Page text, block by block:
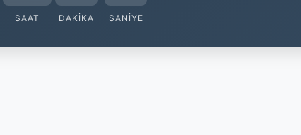
SAAT DAKIKA SANIYE